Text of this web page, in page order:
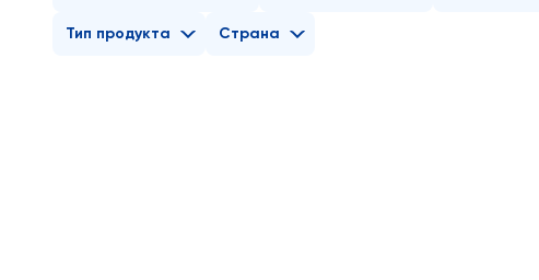
Тип продукта Страна